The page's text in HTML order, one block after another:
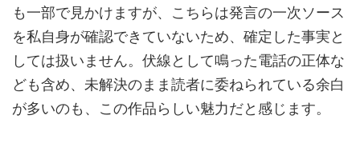
も一部で見かけますが、こちらは発言の一次ソース
を私自身が確認できていないため、確定した事実と
しては扱いません。伏線として鳴った電話の正体な
ども含め、未解決のまま読者に委ねられている余白
が多いのも、この作品らしい魅力だと感じます。